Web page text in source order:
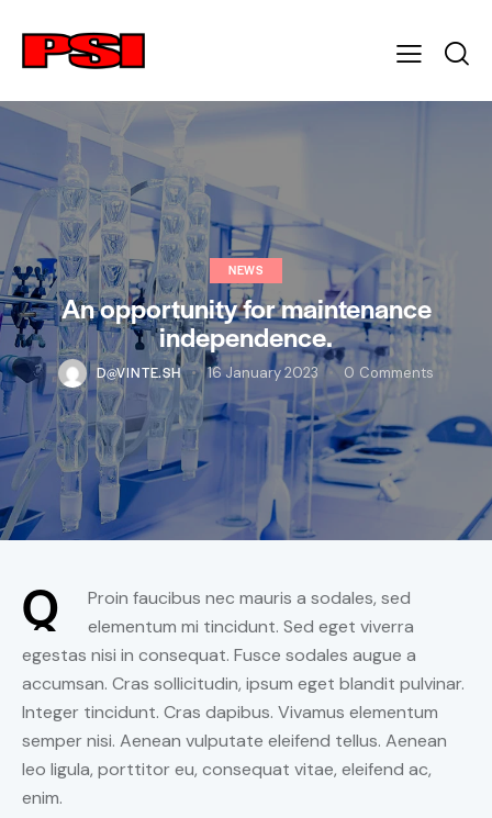
NEWS
An opportunity for maintenance
independence.
D@VINTE.SH 16 January 2023 0 Comments
Q
Proin faucibus nec mauris a sodales, sed
elementum mi tincidunt. Sed eget viverra
egestas nisi in consequat. Fusce sodales augue a
accumsan. Cras sollicitudin, ipsum eget blandit pulvinar.
Integer tincidunt. Cras dapibus. Vivamus elementum
semper nisi. Aenean vulputate eleifend tellus. Aenean
leo ligula, porttitor eu, consequat vitae, eleifend ac,
enim.